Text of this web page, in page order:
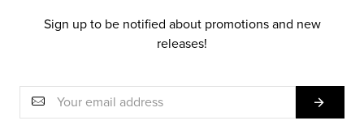
Sign up to be notified about promotions and new
releases!